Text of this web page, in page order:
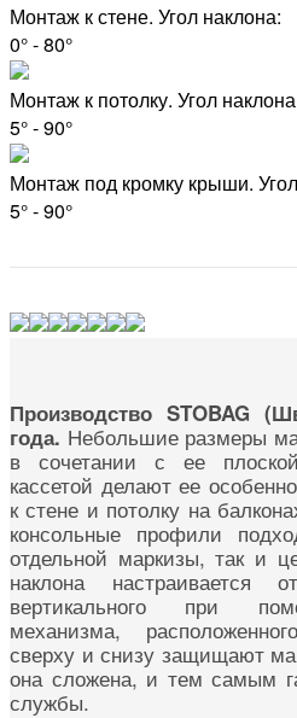
Монтаж к стене. Угол наклона:
0° - 80°
Монтаж к потолку. Угол
5° - 90°
Монтаж под кромку крыши.
5° - 90°
Производство STOBAG
года. Небольшие размеры
в сочетании с ее
кассетой делают ее
к стене и потолку на
консольные профили
отдельной маркизы, так и
наклона настраивается
вертикального при
механизма,
сверху и снизу защищают
она сложена, и тем самым
службы.